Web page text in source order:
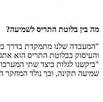
מה בין בלוטת התריס לשמיעה?
"המעבדה שלנו מתמקדת בדרך
והעיסוק בבלוטת התריס הוא
"ביקשנו לגלות כיצד שתי
שמיעה תקינה, וכך נולד המחקר